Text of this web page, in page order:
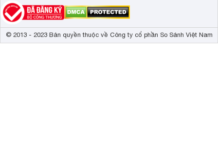
© 2013 - 2023 Bản quyền thuộc về Công ty cổ phần So Sánh Việt Nam